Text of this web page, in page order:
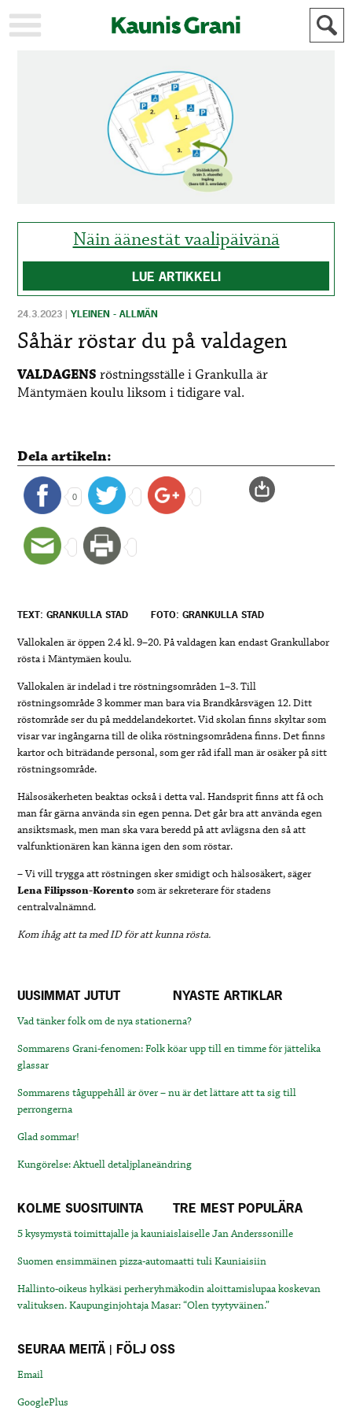
STADEN
AKTUELLT
IDROTT
KULTUR
HISTORIA
MAINOSTAJILLE
FÖR
ANNONSÖRER
Näin äänestät vaalipäivänä
LUE ARTIKKELI
24.3.2023 |YLEINEN - ALLMÄN
Såhär röstar du på valdagen
VALDAGENS röstningsställe i Grankulla är
Mäntymäen koulu liksom i tidigare val.
Dela artikeln:
0
TEXT: GRANKULLA STAD FOTO: GRANKULLA STAD
Vallokalen är öppen 2.4 kl. 9–20. På valdagen kan endast Grankullabor
rösta i Mäntymäen koulu.
Vallokalen är indelad i tre röstningsområden 1–3. Till
röstningsområde 3 kommer man bara via Brandkårsvägen 12. Ditt
röstområde ser du på meddelandekortet. Vid skolan finns skyltar som
visar var ingångarna till de olika röstningsområdena finns. Det finns
kartor och biträdande personal, som ger råd ifall man är osäker på sitt
röstningsområde.
Hälsosäkerheten beaktas också i detta val. Handsprit finns att få och
man får gärna använda sin egen penna. Det går bra att använda egen
ansiktsmask, men man ska vara beredd på att avlägsna den så att
valfunktionären kan känna igen den som röstar.
– Vi vill trygga att röstningen sker smidigt och hälsosäkert, säger
Lena Filipsson-Korentosom är sekreterare för stadens
centralvalnämnd.
Kom ihåg att ta med ID för att kunna rösta.
UUSIMMAT JUTUT NYASTE ARTIKLAR
Vad tänker folk om de nya stationerna?
Sommarens Grani-fenomen: Folk köar upp till en timme för jättelika
glassar
Sommarens tåguppehåll är över – nu är det lättare att ta sig till
perrongerna
Glad sommar!
Kungörelse: Aktuell detaljplaneändring
KOLME SUOSITUINTA TRE MEST POPULÄRA
5 kysymystä toimittajalle ja kauniaislaiselle Jan Anderssonille
Suomen ensimmäinen pizza-automaatti tuli Kauniaisiin
Hallinto-oikeus hylkäsi perheryhmäkodin aloittamislupaa koskevan
valituksen. Kaupunginjohtaja Masar: “Olen tyytyväinen.”
SEURAA MEITÄ | FÖLJ OSS
Email
GooglePlus